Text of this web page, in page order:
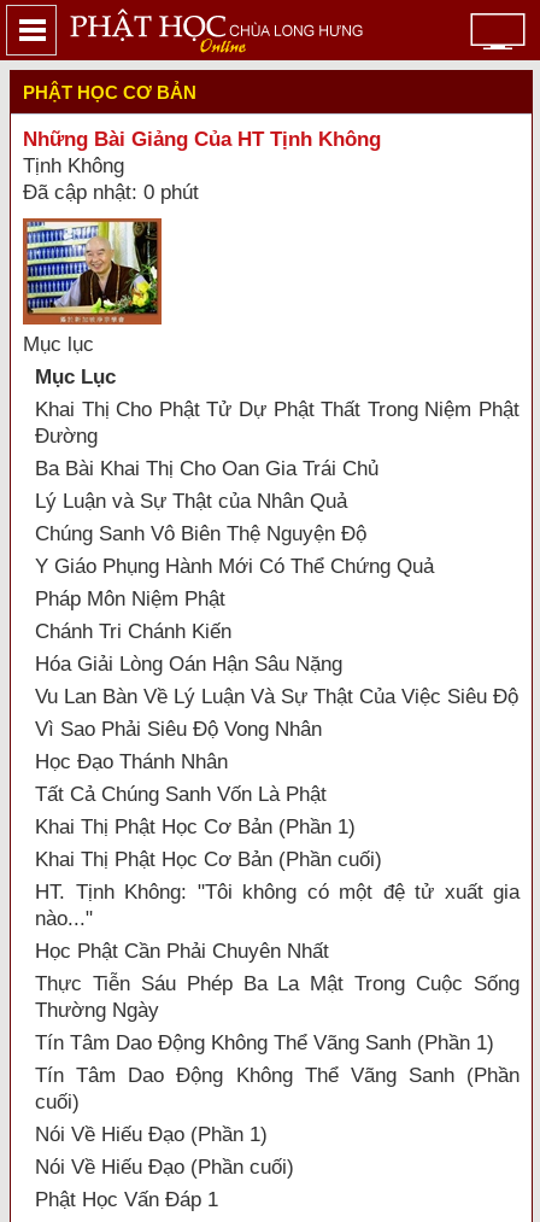
PHẬT HỌC CƠ BẢN
Những Bài Giảng Của HT Tịnh Không
Tịnh Không
Đã cập nhật: 0 phút
Mục lục
Mục Lục
Khai Thị Cho Phật Tử Dự Phật Thất Trong Niệm Phật
Ðường
Ba Bài Khai Thị Cho Oan Gia Trái Chủ
Lý Luận và Sự Thật của Nhân Quả
Chúng Sanh Vô Biên Thệ Nguyện Độ
Y Giáo Phụng Hành Mới Có Thể Chứng Quả
Pháp Môn Niệm Phật
Chánh Tri Chánh Kiến
Hóa Giải Lòng Oán Hận Sâu Nặng
Vu Lan Bàn Về Lý Luận Và Sự Thật Của Việc Siêu Độ
Vì Sao Phải Siêu Độ Vong Nhân
Học Đạo Thánh Nhân
Tất Cả Chúng Sanh Vốn Là Phật
Khai Thị Phật Học Cơ Bản (Phần 1)
Khai Thị Phật Học Cơ Bản (Phần cuối)
HT. Tịnh Không: "Tôi không có một đệ tử xuất gia
nào..."
Học Phật Cần Phải Chuyên Nhất
Thực Tiễn Sáu Phép Ba La Mật Trong Cuộc Sống
Thường Ngày
Tín Tâm Dao Động Không Thể Vãng Sanh (Phần 1)
Tín Tâm Dao Động Không Thể Vãng Sanh (Phần
cuối)
Nói Về Hiếu Đạo (Phần 1)
Nói Về Hiếu Đạo (Phần cuối)
Phật Học Vấn Đáp 1